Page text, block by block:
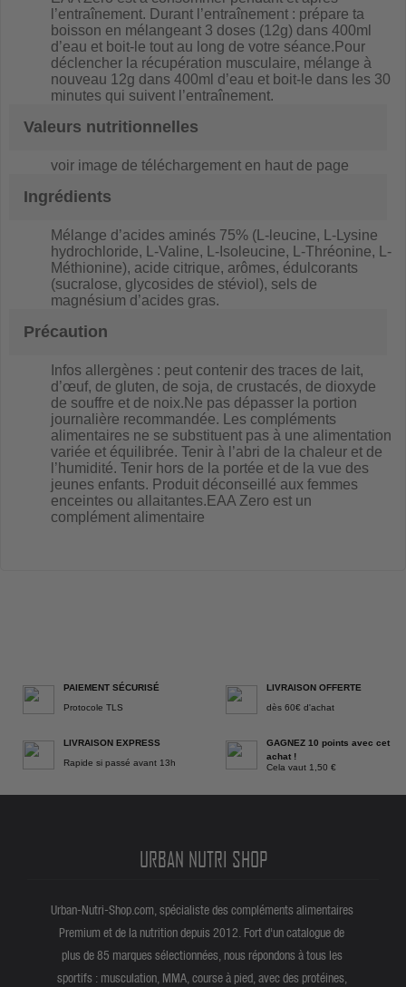
l’entraînement. Durant l’entraînement : prépare ta
boisson en mélangeant 3 doses (12g) dans 400ml
d’eau et boit-le tout au long de votre séance.Pour
déclencher la récupération musculaire, mélange à
nouveau 12g dans 400ml d’eau et boit-le dans les 30
minutes qui suivent l’entraînement.
Valeurs nutritionnelles
voir image de téléchargement en haut de page
Ingrédients
Mélange d’acides aminés 75% (L-leucine, L-Lysine
hydrochloride, L-Valine, L-Isoleucine, L-Thréonine, L-
Méthionine), acide citrique, arômes, édulcorants
(sucralose, glycosides de stéviol), sels de
magnésium d’acides gras.
Précaution
Infos allergènes : peut contenir des traces de lait,
d’œuf, de gluten, de soja, de crustacés, de dioxyde
de souffre et de noix.Ne pas dépasser la portion
journalière recommandée. Les compléments
alimentaires ne se substituent pas à une alimentation
variée et équilibrée. Tenir à l’abri de la chaleur et de
l’humidité. Tenir hors de la portée et de la vue des
jeunes enfants. Produit déconseillé aux femmes
enceintes ou allaitantes.EAA Zero est un
complément alimentaire
PAIEMENT SÉCURISÉ
Protocole TLS
LIVRAISON OFFERTE
dès 60€ d'achat
LIVRAISON EXPRESS
Rapide si passé avant 13h
GAGNEZ 10 points avec cet
achat !
Cela vaut 1,50 €
URBAN NUTRI SHOP
Urban-Nutri-Shop.com, spécialiste des compléments alimentaires
Premium et de la nutrition depuis 2012. Fort d'un catalogue de
plus de 85 marques sélectionnées, nous répondons à tous les
sportifs : musculation, MMA, course à pied, avec des protéines,